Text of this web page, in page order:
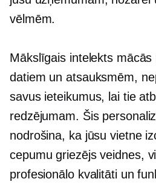
vēlmēm.
Mākslīgais intelekts mācās
datiem un atsauksmēm,
savus ieteikumus, lai tie
redzējumam. Šis
nodrošina, ka jūsu vietne
cepumu griezējsveidnes,
profesionālo kvalitāti un